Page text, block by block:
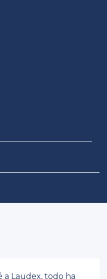
a Laudex, todo ha